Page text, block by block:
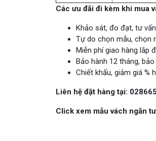
Các ưu đãi đi kèm khi mua
Khảo sát, đo đạt, tư
Tự do chọn mẫu, chọn
Miễn phí giao hàng lắp
Bảo hành 12 tháng,
Chiết khấu, giảm giá %
Liên hệ đặt hàng tại:
Click xem mẫu vách ngăn